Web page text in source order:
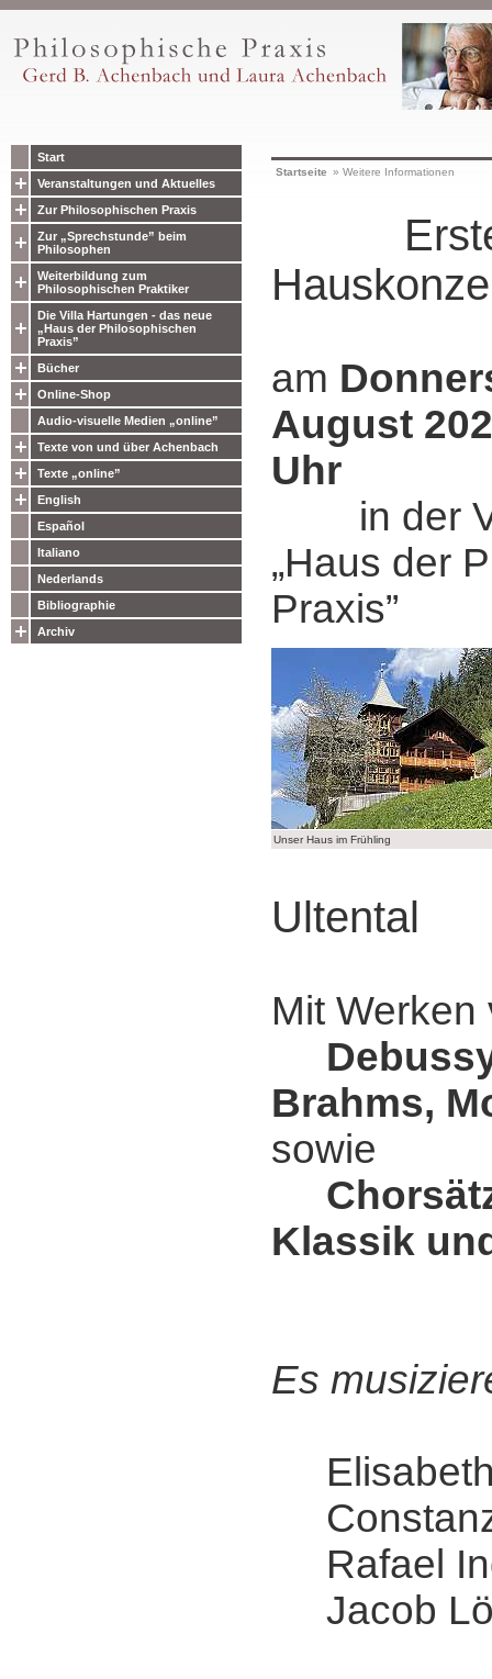
Start
Veranstaltungen und Aktuelles
Zur Philosophischen Praxis
Zur „Sprechstunde” beim
Philosophen
Weiterbildung zum
Philosophischen Praktiker
Die Villa Hartungen - das neue
„Haus der Philosophischen
Praxis”
Bücher
Online-Shop
Audio-visuelle Medien „online”
Texte von und über Achenbach
Texte „online”
English
Español
Italiano
Nederlands
Bibliographie
Archiv
Startseite » Weitere Informationen
am
August
Uhr
in der
„Haus der
Praxis”
Unser Haus im Frühling
Ultental
Mit Werken
Brahms,
sowie
Klassik
Es
Rafael
Jacob